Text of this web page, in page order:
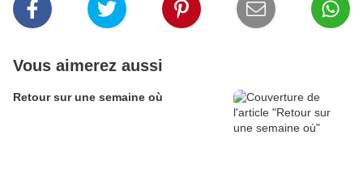
Vous aimerez aussi
Retour sur une semaine où